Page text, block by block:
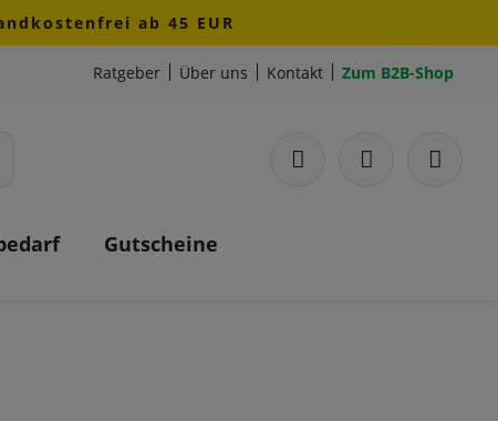
ab 45 EUR
Ratgeber Über uns Kontakt Zum B2B-Shop
Gutscheine